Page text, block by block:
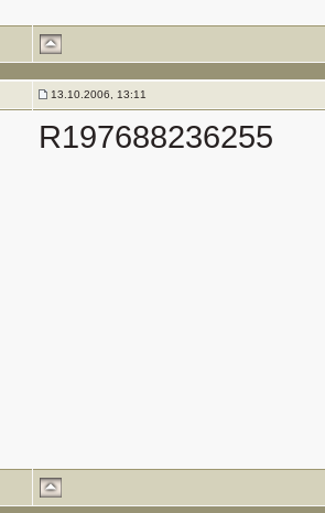
13.10.2006, 13:11
R197688236255